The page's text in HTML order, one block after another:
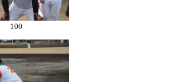
100